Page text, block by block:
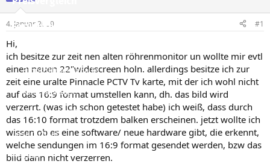
Forum
Aktuelles
Empfohlene Inhalte
Neue Beiträge
Neueste Aktivitäten
Leserartikel
Regeln
e
t
4. Januar 2009 #1
Hi,
ich besitze zur zeit nen alten röhrenmonitor un wollte mir evtl
einen neuen 22"widescreen holn. allerdings besitze ich zur
zeit eine uralte Pinnacle PCTV Tv karte, mit der ich wohl nicht
auf das 16:9 format umstellen kann, dh. das bild wird
verzerrt. (was ich schon getestet habe) ich weiß, dass durch
das 16:10 format trotzdem balken erscheinen. jetzt wollte ich
wissen ob es eine software/ neue hardware gibt, die erkennt,
welche sendungen im 16:9 format gesendet werden, bzw das
bild dann nicht verzerren.